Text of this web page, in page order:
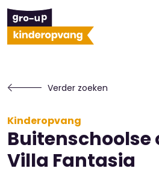
Verder zoeken
Kinderopvang
Buitenschoolse
Villa Fantasia